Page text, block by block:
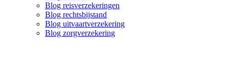
Blog reisverzekeringen
Blog rechtsbijstand
Blog uitvaartverzekering
Blog zorgverzekering